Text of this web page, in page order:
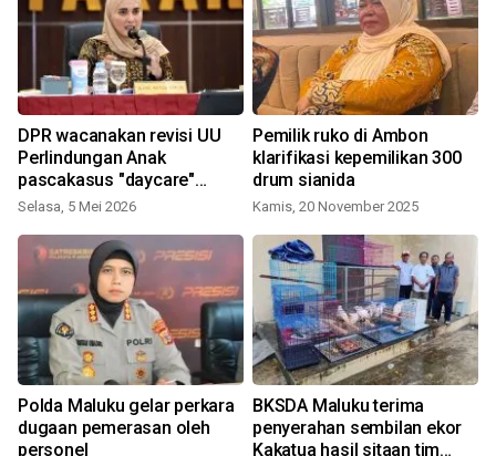
DPR wacanakan revisi UU
Perlindungan Anak
pascakasus "daycare"
Yogya
Selasa, 5 Mei 2026
Pemilik ruko di Ambon
klarifikasi kepemilikan 300
drum sianida
Kamis, 20 November 2025
Polda Maluku gelar perkara
dugaan pemerasan oleh
personel
BKSDA Maluku terima
penyerahan sembilan ekor
Kakatua hasil sitaan tim